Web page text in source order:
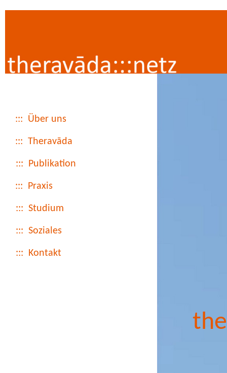
::: Über uns
::: Theravāda
::: Publikation
::: Praxis
::: Studium
::: Soziales
::: Kontakt